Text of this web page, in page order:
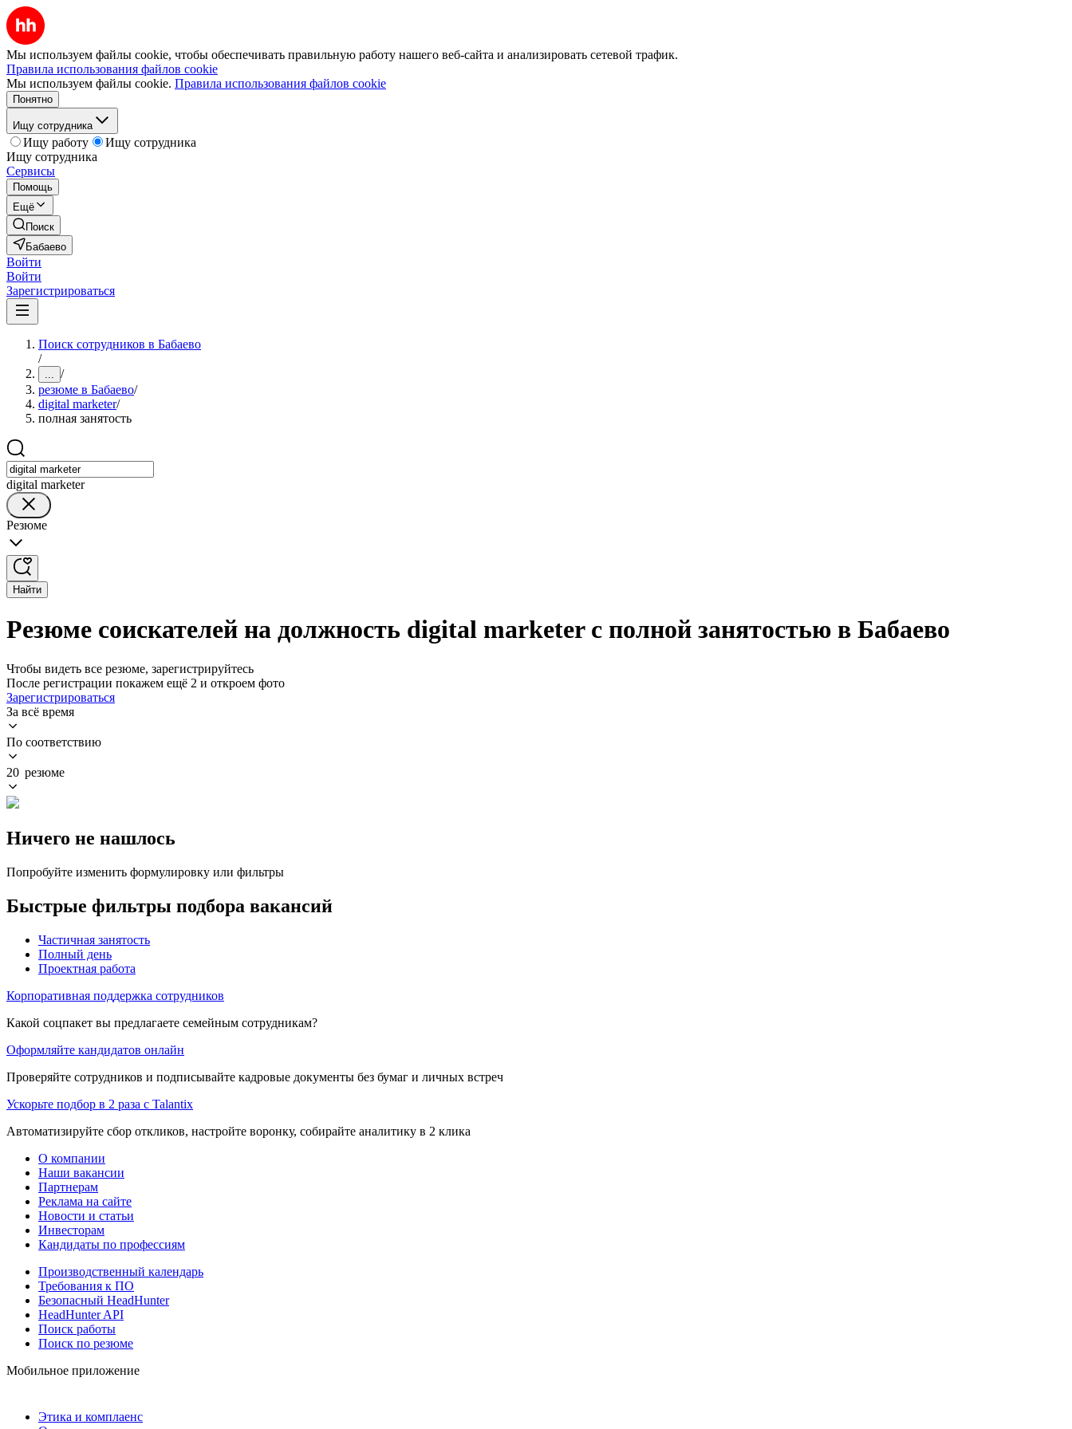
Мы используем файлы cookie, чтобы обеспечивать правильную работу нашего веб-сайта и анализировать сетевой трафик.
Правила использования файлов cookie
Мы используем файлы cookie. Правила использования файлов cookie
Понятно
Ищу сотрудника
Ищу работу
Ищу сотрудника
Ищу сотрудника
Сервисы
Помощь
Ещё
Поиск
Бабаево
Войти
Войти
Зарегистрироваться
Поиск сотрудников в Бабаево
/
... /
резюме в Бабаево/
digital marketer/
полная занятость
digital marketer
Резюме
Найти
Резюме соискателей на должность digital marketer с полной занятостью в Бабаево
Чтобы видеть все резюме, зарегистрируйтесь
После регистрации покажем ещё 2 и откроем фото
Зарегистрироваться
За всё время
По соответствию
20 резюме
Ничего не нашлось
Попробуйте изменить формулировку или фильтры
Быстрые фильтры подбора вакансий
Частичная занятость
Полный день
Проектная работа
Корпоративная поддержка сотрудников
Какой соцпакет вы предлагаете семейным сотрудникам?
Оформляйте кандидатов онлайн
Проверяйте сотрудников и подписывайте кадровые документы без бумаг и личных встреч
Ускорьте подбор в 2 раза с Talantix
Автоматизируйте сбор откликов, настройте воронку, собирайте аналитику в 2 клика
О компании
Наши вакансии
Партнерам
Реклама на сайте
Новости и статьи
Инвесторам
Кандидаты по профессиям
Производственный календарь
Требования к ПО
Безопасный HeadHunter
HeadHunter API
Поиск работы
Поиск по резюме
Мобильное приложение
Этика и комплаенс